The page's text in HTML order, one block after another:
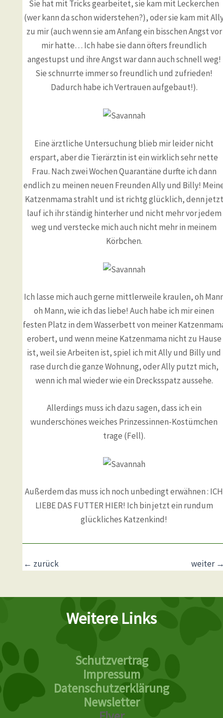
Sie hat mit Tricks gearbeitet, sie kam mit Leckerchen
(wer kann da schon widerstehen?), oder sie kam mit
zu mir (auch wenn sie am Anfang ein bisschen Angst vor
mir hatte… Ich habe sie dann öfters freundlich
angestupst und ihre Angst war dann auch schnell weg!
Sie schnurrte immer so freundlich und zufrieden!
Dadurch habe ich Vertrauen aufgebaut!).
Eine ärztliche Untersuchung blieb mir leider nicht
erspart, aber die Tierärztin ist ein wirklich sehr nette
Frau. Nach zwei Wochen Quarantäne durfte ich dann
endlich zu meinen neuen Freunden Ally und Billy!
Katzenmama strahlt und ist richtg glücklich, denn jetzt
lauf ich ihr ständig hinterher und nicht mehr vor jedem
weg und verstecke mich auch nicht mehr in meinem
Körbchen.
Ich lasse mich auch gerne mittlerweile kraulen, oh
oh Mann, wie ich das liebe! Auch habe ich mir einen
festen Platz in dem Wasserbett von meiner
erobert, und wenn meine Katzenmama nicht zu Hause
ist, weil sie Arbeiten ist, spiel ich mit Ally und Billy und
rase durch die ganze Wohnung, oder Ally putzt mich,
wenn ich mal wieder wie ein Drecksspatz aussehe.
Allerdings muss ich dazu sagen, dass ich ein
wunderschönes weiches Prinzessinnen-Kostümchen
trage (Fell).
Außerdem das muss ich noch unbedingt erwähnen : ICH
LIEBE DAS FUTTER HIER! Ich bin jetzt ein rundum
glückliches Katzenkind!
← zurück weiter
Weitere Links
Schutzvertrag
Impressum
Datenschutzerklärung
Newsletter